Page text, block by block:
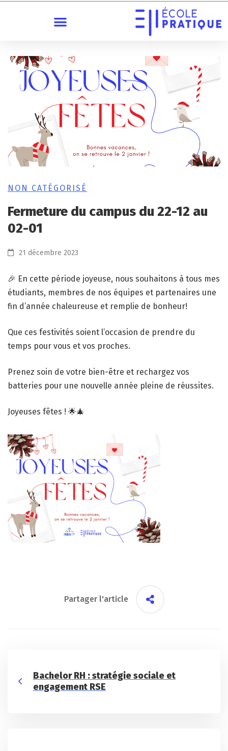
NON CATÉGORISÉ
Fermeture du campus du 22-12 au
02-01
21 décembre 2023
🎉 En cette période joyeuse, nous souhaitons à tous mes
étudiants, membres de nos équipes et partenaires une
fin d’année chaleureuse et remplie de bonheur!
Que ces festivités soient l’occasion de prendre du
temps pour vous et vos proches.
Prenez soin de votre bien-être et rechargez vos
batteries pour une nouvelle année pleine de réussites.
Joyeuses fêtes ! 🌟🎄
Partager l'article
Bachelor RH : stratégie sociale et
engagement RSE